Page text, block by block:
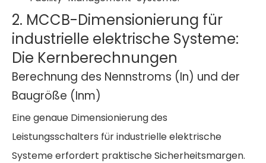
2. MCCB-Dimensionierung für
industrielle elektrische Systeme:
Die Kernberechnungen
Berechnung des Nennstroms (In) und der
Baugröße (Inm)
Eine genaue Dimensionierung des
Leistungsschalters für industrielle elektrische
Systemeerfordert praktische Sicherheitsmargen.